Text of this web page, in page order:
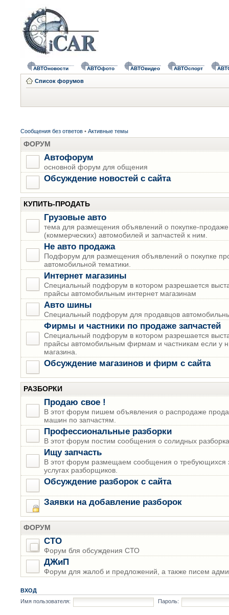
АВТОновости АВТОфото АВТОвидео АВТОспорт
Список форумов
Сообщения без ответов • Активные темы
ФОРУМ
Автофорум
основной форум для общения
Обсуждение новостей с сайта
КУПИТЬ-ПРОДАТЬ
Грузовые авто
тема для размещения объявлений о покупке-продаже
(коммерческих) автомобилей и запчастей к ним.
Не авто продажа
Подфорум для размещения объявлений о покупке
автомобильной тематики.
Интернет магазины
Специальный подфорум в котором разрешается
прайсы автомобильным интернет магазинам
Авто шины
Специальный подфорум для продавцов
Фирмы и частники по продаже запчастей
Специальный подфорум в котором разрешается
прайсы автомобильным фирмам и частникам если у
магазина.
Обсуждение магазинов и фирм с сайта
РАЗБОРКИ
Продаю свое !
В этот форум пишем объявления о распродаже
машин по запчастям.
Профессиональные разборки
В этот форум постим сообщения о солидных
Ищу запчасть
В этот форум размещаем сообщения о требующихся
услугах разборщиков.
Обсуждение разборок с сайта
Заявки на добавление разборок
ФОРУМ
СТО
Форум бля обсуждения СТО
ДЖиП
Форум для жалоб и предложений, а также писем
ВХОД
Имя пользователя:
Пароль: